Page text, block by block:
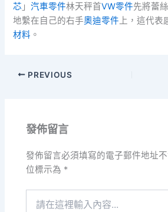
芯 」汽車零件林天秤首VW零件先將蕾
地繫在自己的右手奧迪零件 上，這代表
材料 。
PREVIOUS
發佈留言
發佈留言必須填寫的電子郵件地址不
位標示為 *